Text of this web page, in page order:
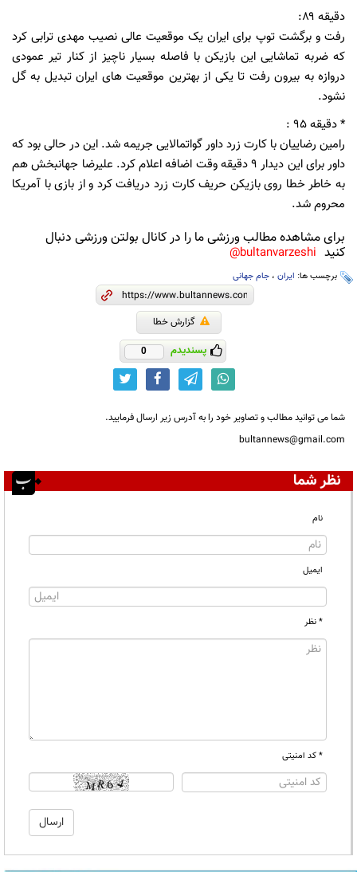
دقیقه ۸۹:
رفت و برگشت توپ برای ایران یک موقعیت عالی نصیب مهدی ترابی کرد
که ضربه تماشایی این بازیکن با فاصله بسیار ناچیز از کنار تیر عمودی
دروازه به بیرون رفت تا یکی از بهترین موقعیت های ایران تبدیل به گل
نشود.
* دقیقه ۹۵ :
رامین رضاییان با کارت زرد داور گواتمالایی جریمه شد. این در حالی بود که
داور برای این دیدار ۹ دقیقه وقت اضافه اعلام کرد. علیرضا جهانبخش هم
به خاطر خطا روی بازیکن حریف کارت زرد دریافت کرد و از بازی با آمریکا
محروم شد.
برای مشاهده مطالب ورزشی ما را در کانال بولتن ورزشی دنبال
کنید bultanvarzeshi@
برچسب ها: ایران ، جام جهانی
گزارش خطا
پسندیدم 0
شما می توانید مطالب و تصاویر خود را به آدرس زیر ارسال فرمایید.
bultannews@gmail.com
نظر شما
نام
ایمیل
* نظر
* کد امنیتی